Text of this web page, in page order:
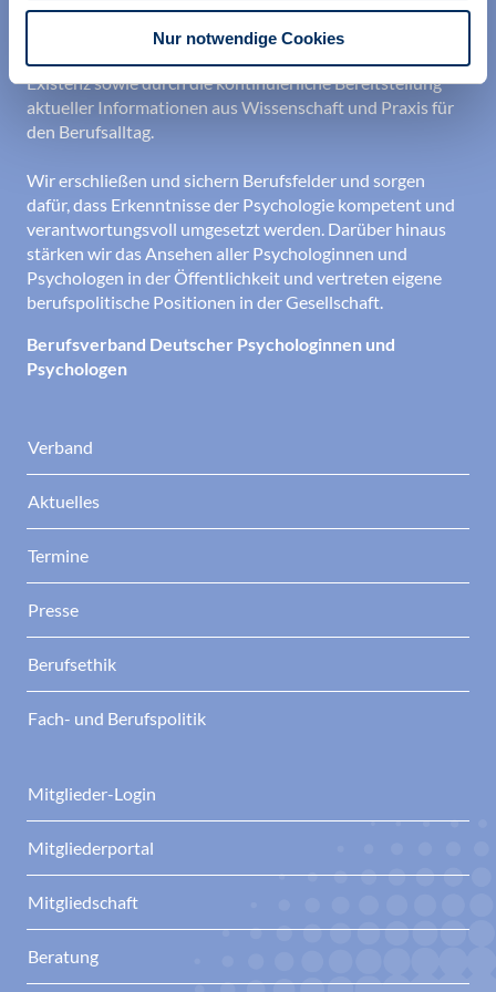
Nur notwendige Cookies
ihrer Berufsausübung und bei der Festigung ihrer
professionellen Identität. Dies erreichen wir unter
anderem durch Orientierung beim Aufbau der beruflichen
Existenz sowie durch die kontinuierliche Bereitstellung
aktueller Informationen aus Wissenschaft und Praxis für
den Berufsalltag.
Wir erschließen und sichern Berufsfelder und sorgen
dafür, dass Erkenntnisse der Psychologie kompetent und
verantwortungsvoll umgesetzt werden. Darüber hinaus
stärken wir das Ansehen aller Psychologinnen und
Psychologen in der Öffentlichkeit und vertreten eigene
berufspolitische Positionen in der Gesellschaft.
Berufsverband Deutscher Psychologinnen und
Psychologen
Verband
Aktuelles
Termine
Presse
Berufsethik
Fach- und Berufspolitik
Mitglieder-Login
Mitgliederportal
Mitgliedschaft
Beratung